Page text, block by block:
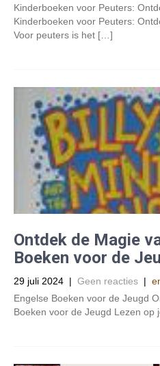
Kinderboeken voor Peuters:
Kinderboeken voor Peuters:
Voor peuters is het […]
Ontdek de Magie
Boeken voor de
29 juli 2024 | Geen reacties |
Engelse Boeken voor de Jeugd
Boeken voor de Jeugd Lezen